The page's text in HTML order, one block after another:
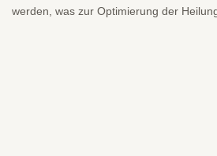
werden, was zur Optimierung der